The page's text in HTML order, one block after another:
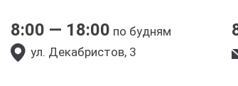
8:00 — 18:00 по будням
yл. Дeкaбpиcтoв, 3